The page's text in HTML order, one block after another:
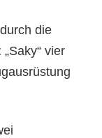
die
vier